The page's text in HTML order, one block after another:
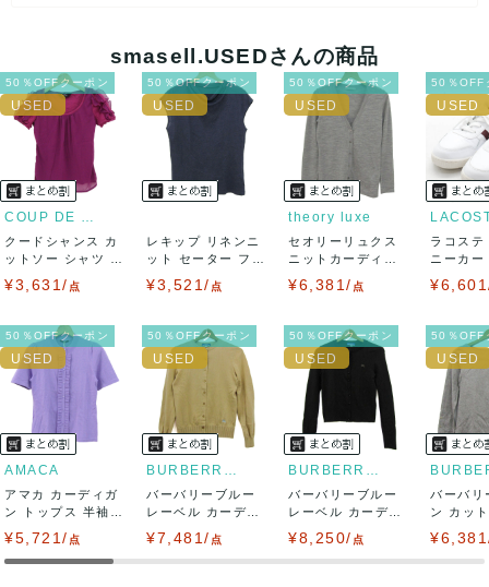
ネコポスの場合は日時指定ができませんので、ご了承下さい
ませ。
USED品に関しましては、見る方によって状態の価値観が異な
りますので、トラブルを避けるため、神経質な方や完璧な商
品を求められる方は御購入をお控えください。
また商品には細心の注意をはらっておりますが、何かござい
ましたら、レビュー記載前に必ずコメント欄よりご連絡お願
い致します。対応できることがあれば、誠意をもって対応致
します。
また並行輸入品もございますので、真贋方法などお答えでき
ない場合もございます。
万が一、購入後に偽造品等が発覚しましたら、返品・返金に
smasell.USEDさんの商品
50％OFFクーポン
COUP DE CHANCE
クードシャンス カ
ットソー シャツ 半
¥3,631/ 点
50％OFFクーポン
レキップ リネンニ
ット セーター フレ
¥3,521/ 点
50％OFFクーポン
theory luxe
セオリーリュクス
ニットカーディガ
¥6,381/ 点
50％OFF
ラコステ
ニーカ
50％OFFクーポン
AMACA
アマカ カーディガ
ン トップス 半袖
¥5,721/ 点
50％OFFクーポン
BURBERRY BLUE LABEL
バーバリーブルー
レーベル カーディ
¥7,481/ 点
50％OFFクーポン
BURBERRY BLUE LABEL
バーバリーブルー
レーベル カーディ
¥8,250/ 点
50％OFF
バーバリ
ン カッ